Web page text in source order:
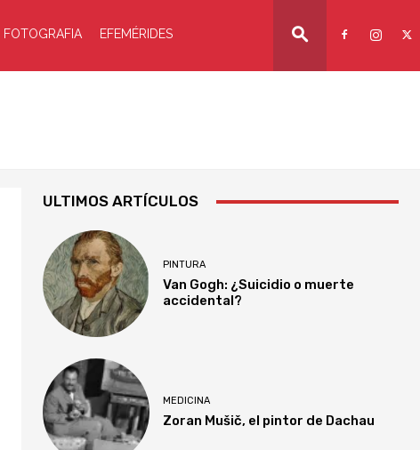
FOTOGRAFIA EFEMÉRIDES
ULTIMOS ARTÍCULOS
PINTURA
Van Gogh: ¿Suicidio o muerte
accidental?
MEDICINA
Zoran Mušič, el pintor de Dachau